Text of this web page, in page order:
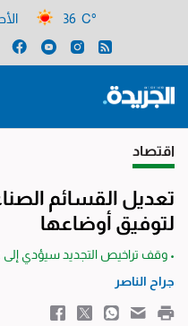
36 C° الأحد 09
اقتصاد
تعديل القسائم
لتوفيق أوضاعها
• وقف تراخيص التجديد سيؤدي
جراح الناصر